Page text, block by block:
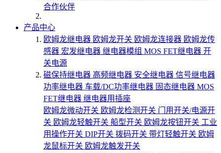
合作伙伴
产品中心
欧姆龙继电器 欧姆龙开关 欧姆龙连接器 欧姆龙传
感器 宏发继电器 继电器模组 MOS FET继电器 开
关电源
磁保持继电器 高频继电器 安全继电器 信号继电器
功率继电器 车载/DC功率继电器 固态继电器 MOS
FET继电器 继电器用插座
欧姆龙微动开关 欧姆龙检测开关 门用开关/电源开
关 欧姆龙轻触开关 船型开关 欧姆龙按钮开关 工业
用操作开关 DIP开关 拨码开关 带灯轻触开关 欧姆
龙鼠标开关 欧姆龙触发开关